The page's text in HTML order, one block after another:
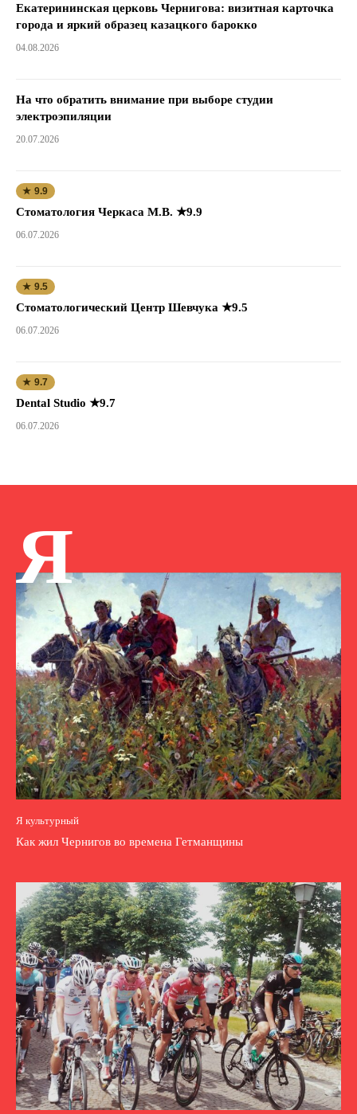
Екатерининская церковь Чернигова: визитная карточка
города и яркий образец казацкого барокко
04.08.2026
На что обратить внимание при выборе студии
электроэпиляции
20.07.2026
★ 9.9
Стоматология Черкаса М.В. ★9.9
06.07.2026
★ 9.5
Стоматологический Центр Шевчука ★9.5
06.07.2026
★ 9.7
Dental Studio ★9.7
06.07.2026
Я
Я культурный
Как жил Чернигов во времена Гетманщины